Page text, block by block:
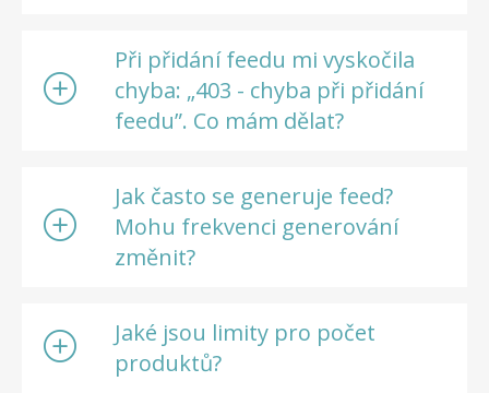
Při přidání feedu mi vyskočila
chyba: „403 - chyba při přidání
feedu”. Co mám dělat?
Jak často se generuje feed?
Mohu frekvenci generování
změnit?
Jaké jsou limity pro počet
produktů?